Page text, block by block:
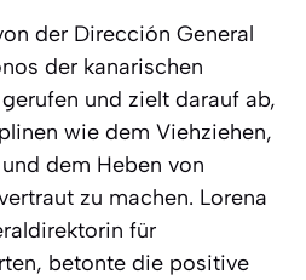
der Dirección General
der kanarischen
und zielt darauf ab,
wie dem Viehziehen,
dem Heben von
zu machen. Lorena
für
betonte die positive